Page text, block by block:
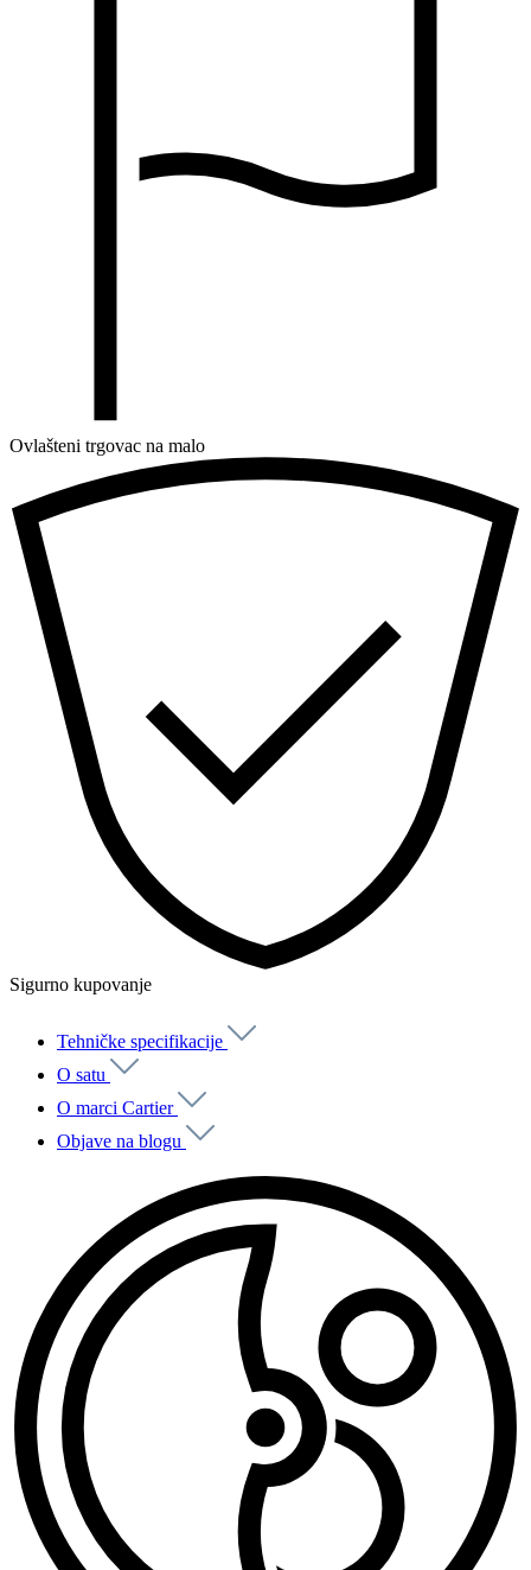
Ovlašteni trgovac na malo
Sigurno kupovanje
Tehničke specifikacije
O satu
O marci Cartier
Objave na blogu